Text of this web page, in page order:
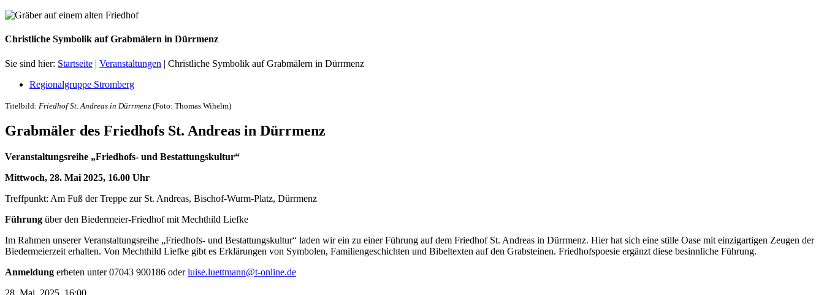
Christliche Symbolik auf Grabmälern in Dürrmenz
Sie sind hier: Startseite | Veranstaltungen | Christliche Symbolik auf Grabmälern in Dürrmenz
Regionalgruppe Stromberg
Titelbild: Friedhof St. Andreas in Dürrmenz (Foto: Thomas Wihelm)
Grabmäler des Friedhofs St. Andreas in Dürrmenz
Veranstaltungsreihe „Friedhofs- und Bestattungskultur“
Mittwoch, 28. Mai 2025, 16.00 Uhr
Treffpunkt: Am Fuß der Treppe zur St. Andreas, Bischof-Wurm-Platz, Dürrmenz
Führung über den Biedermeier-Friedhof mit Mechthild Liefke
Im Rahmen unserer Veranstaltungsreihe „Friedhofs- und Bestattungskultur“ laden wir ein zu einer Führung auf dem Friedhof St. Andreas in Dürrmenz. Hier hat sich eine stille Oase mit einzigartigen Zeugen der
Biedermeierzeit erhalten. Von Mechthild Liefke gibt es Erklärungen von Symbolen, Familiengeschichten und Bibeltexten auf den Grabsteinen. Friedhofspoesie ergänzt diese besinnliche Führung.
Anmeldung erbeten unter 07043 900186 oderluise.luettmann@t-online.de